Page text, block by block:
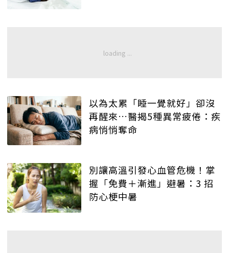
以為太累「睡一覺就好」卻沒
再醒來…醫揭5種異常疲倦：疾
病悄悄奪命
別讓高溫引發心血管危機！掌
握「免費＋漸進」避暑：3 招
防心梗中暑